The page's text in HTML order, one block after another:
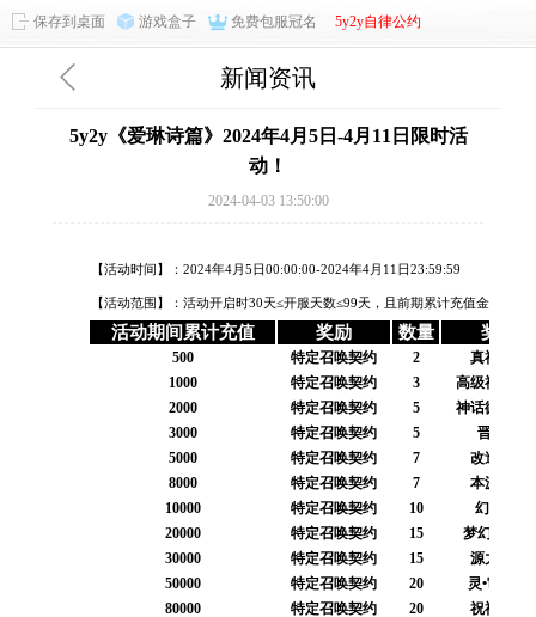
保存到桌面 游戏盒子 免费包服冠名 5y2y自律公约
新闻资讯
5y2y《爱琳诗篇》2024年4月5日-4月11日限时活
动！
2024-04-03 13:50:00